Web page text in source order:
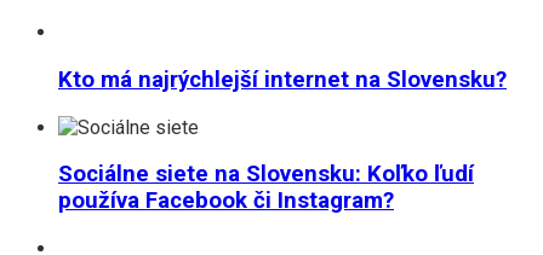
Kto má najrýchlejší internet na Slovensku?
Sociálne siete na Slovensku: Koľko ľudí
používa Facebook či Instagram?